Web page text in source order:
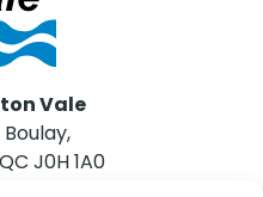
Vale
Boulay,
J0H 1A0